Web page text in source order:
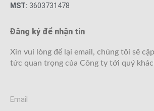
MST: 3603731478
Đăng ký để nhận tin
Xin vui lòng để lại email, chúng tôi sẽ
tức quan trọng của Công ty tới quý